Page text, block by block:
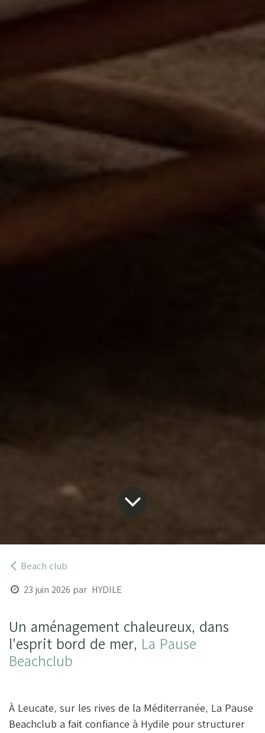
Beach club
23 juin 2026 par HYDILE
Un aménagement chaleureux, dans
l'esprit bord de mer, La Pause
Beachclub
À Leucate, sur les rives de la Méditerranée, La Pause
Beachclub a fait confiance à Hydile pour structurer